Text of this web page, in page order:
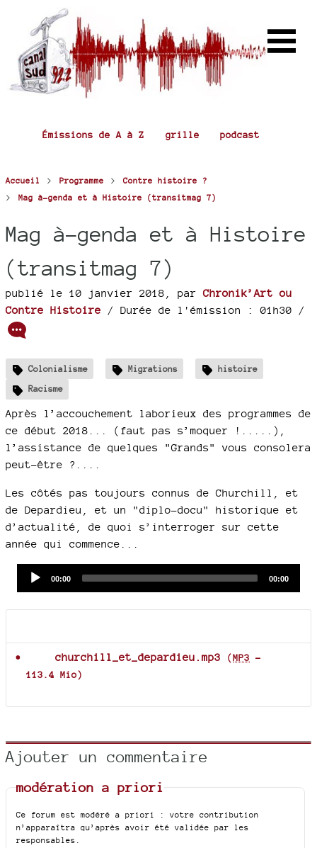
Émissions de A à Z grille podcast
Accueil > Programme > Contre histoire ?
> Mag à-genda et à Histoire (transitmag 7)
Mag à-genda et à Histoire
(transitmag 7)
publié le 10 janvier 2018 parChronik’Art ou
Contre Histoire
/ Durée de l'émission : 01h30 /
Colonialisme Migrations
histoire
Racisme
Après l’accouchement laborieux des programmes de
ce début 2018... (faut pas s’moquer !.....),
l’assistance de quelques "Grands" vous consolera
peut-être ?....
Les côtés pas toujours connus de Churchill, et
de Depardieu, et un "diplo-docu" historique et
d’actualité, de quoi s’interroger sur cette
année qui commence...
Current
00:00
Total
00:00
churchill_et_depardieu.mp3 (MP3 -
113.4 Mio)
Ajouter un commentaire
modération a priori
Ce forum est modéré a priori : votre contribution
n’apparaîtra qu’après avoir été validée par les
responsables.